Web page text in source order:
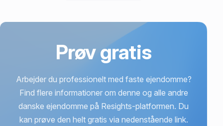
Prøv gratis
Arbejder du professionelt med faste ejendomme?
Find flere informationer om denne og alle andre
danske ejendomme på Resights-platformen. Du
kan prøve den helt gratis via nedenstående link.